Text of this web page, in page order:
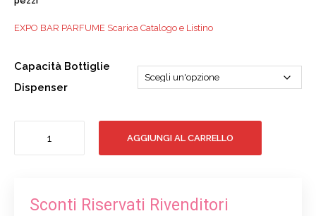
EXPO BAR PARFUME Scarica Catalogo e Listino
Capacità Bottiglie
Dispenser
PARFUME
AGGIUNGI AL CARRELLO
Sconti Riservati Rivenditori